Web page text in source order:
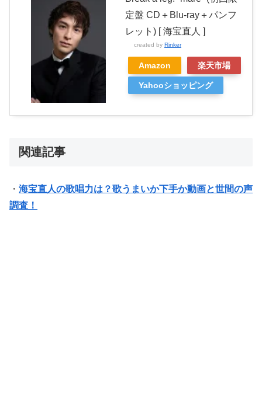
定盤 CD＋Blu-ray＋パンフ
レット) [ 海宝直人 ]
created by Rinker
Amazon 楽天市場
Yahooショッピング
関連記事
・ 海宝直人の歌唱力は？歌うまいか下手か動画と世間の声
調査！